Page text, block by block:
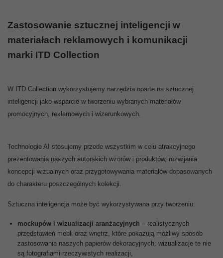
Zastosowanie sztucznej inteligencji w
materiałach reklamowych i komunikacji
marki ITD Collection
W ITD Collection wykorzystujemy narzędzia oparte na sztucznej
inteligencji jako wsparcie w tworzeniu wybranych materiałów
promocyjnych, reklamowych i wizerunkowych.
Technologie AI stosujemy przede wszystkim w celu atrakcyjnego
prezentowania naszych autorskich wzorów i produktów, rozwijania
koncepcji wizualnych oraz przygotowywania materiałów dopasowanych
do charakteru poszczególnych kolekcji.
Sztuczna inteligencja może być wykorzystywana przy tworzeniu:
mockupów i wizualizacji aranżacyjnych – realistycznych
przedstawień mebli oraz wnętrz, które pokazują możliwy sposób
zastosowania naszych papierów dekoracyjnych; wizualizacje te nie
są fotografiami rzeczywistych realizacji,